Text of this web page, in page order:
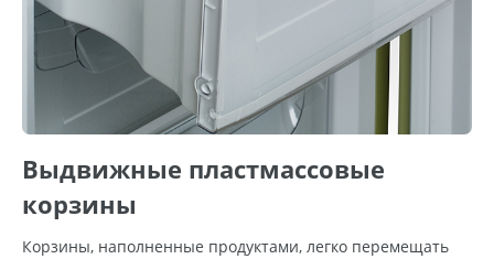
Выдвижные пластмассовые
корзины
Корзины, наполненные продуктами, легко перемещать